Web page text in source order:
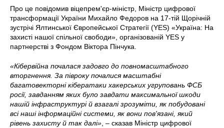
Про це повідомив віцепрем'єр-міністр, Міністр цифрової
трансформації України Михайло Федоров на 17-тій Щорічній
зустрічі Ялтинської Європейської Стратегії (YES) «Україна: На
захисті нашої спільної свободи», організованій YES у
партнерстві з Фондом Віктора Пінчука.
«Кібервійна почалася задовго до повномасштабного
вторгнення. За півроку почалися масштабні
багатовекторні кібератаки хакерських угруповань ФСБ
росії, завданням яких було завдати максимальної шкоди
нашій інфраструктурі й взагалі зрозуміти, як побудовані
всі наші інформаційні системи, як вони пов'язані, який
рівень захисту й так далі» , – сказав Міністр цифрової